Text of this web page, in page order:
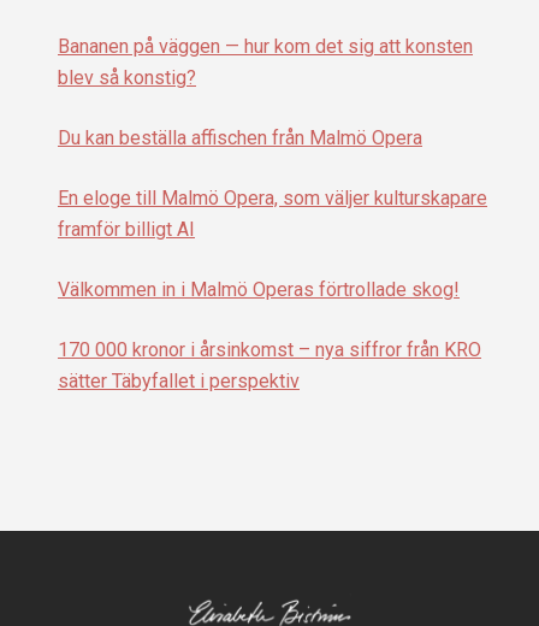
Bananen på väggen — hur kom det sig att konsten
blev så konstig?
Du kan beställa affischen från Malmö Opera
En eloge till Malmö Opera, som väljer kulturskapare
framför billigt AI
Välkommen in i Malmö Operas förtrollade skog!
170 000 kronor i årsinkomst – nya siffror från KRO
sätter Täbyfallet i perspektiv